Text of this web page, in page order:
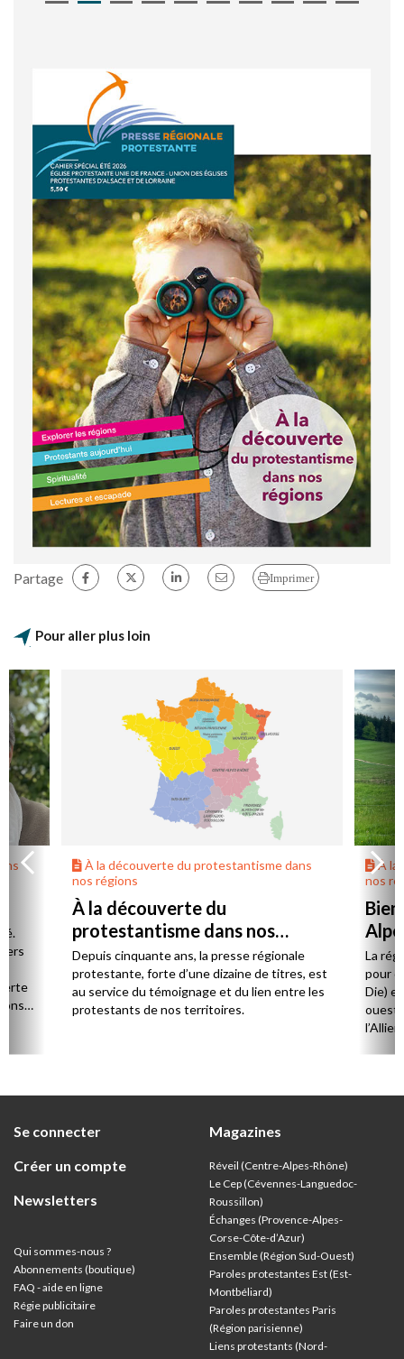
Partage Imprimer
Pour aller plus loin
À la découverte du protestantisme dans
nos régions
À la découverte du
protestantisme dans nos
régions
Depuis cinquante ans, la presse régionale
protestante, forte d’une dizaine de titres, est
au service du témoignage et du lien entre les
protestants de nos territoires.
À la
nos
La
pour
Die)
ouest,
Se connecter
Créer un compte
Newsletters
Qui sommes-nous ?
Abonnements (boutique)
FAQ - aide en ligne
Régie publicitaire
Faire un don
Magazines
Réveil (Centre-Alpes-Rhône)
Le Cep (Cévennes-Languedoc-
Roussillon)
Échanges (Provence-Alpes-
Corse-Côte-d’Azur)
Ensemble (Région Sud-Ouest)
Paroles protestantes Est (Est-
Montbéliard)
Paroles protestantes Paris
(Région parisienne)
Liens protestants (Nord-